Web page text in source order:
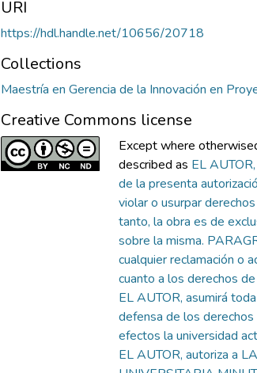
URI
https://hdl.handle.net/10656/20718
Collections
Maestría en Gerencia de la Innovación en
Creative Commons license
Except where
described as EL
de la presenta
violar o usurpar
tanto, la obra es de
sobre la misma.
cualquier reclamación o
cuanto a los derechos
EL AUTOR, asumirá
defensa de los
efectos la universidad
EL AUTOR, autoriza a